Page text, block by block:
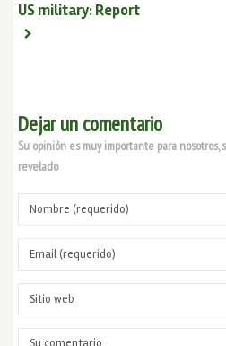
US military: Report
Dejar un comentario
Su opinión es muy importante para
revelado